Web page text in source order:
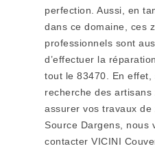
perfection. Aussi, en
dans ce domaine, ces
professionnels sont
d’effectuer la
tout le 83470. En effet,
recherche des
assurer vos travaux
Source Dargens, nous
contacter VICINI